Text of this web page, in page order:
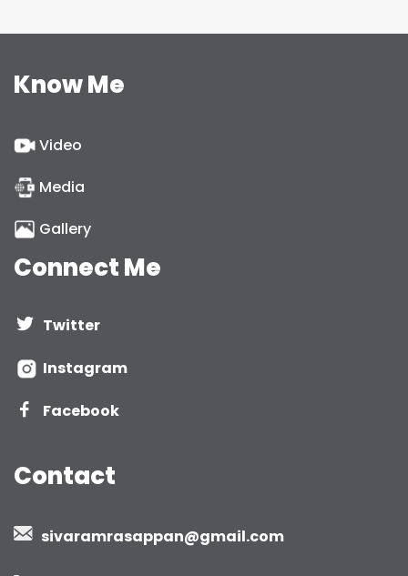
Know Me
Video
Media
Gallery
Connect Me
Twitter
Instagram
Facebook
Contact
sivaramrasappan@gmail.com